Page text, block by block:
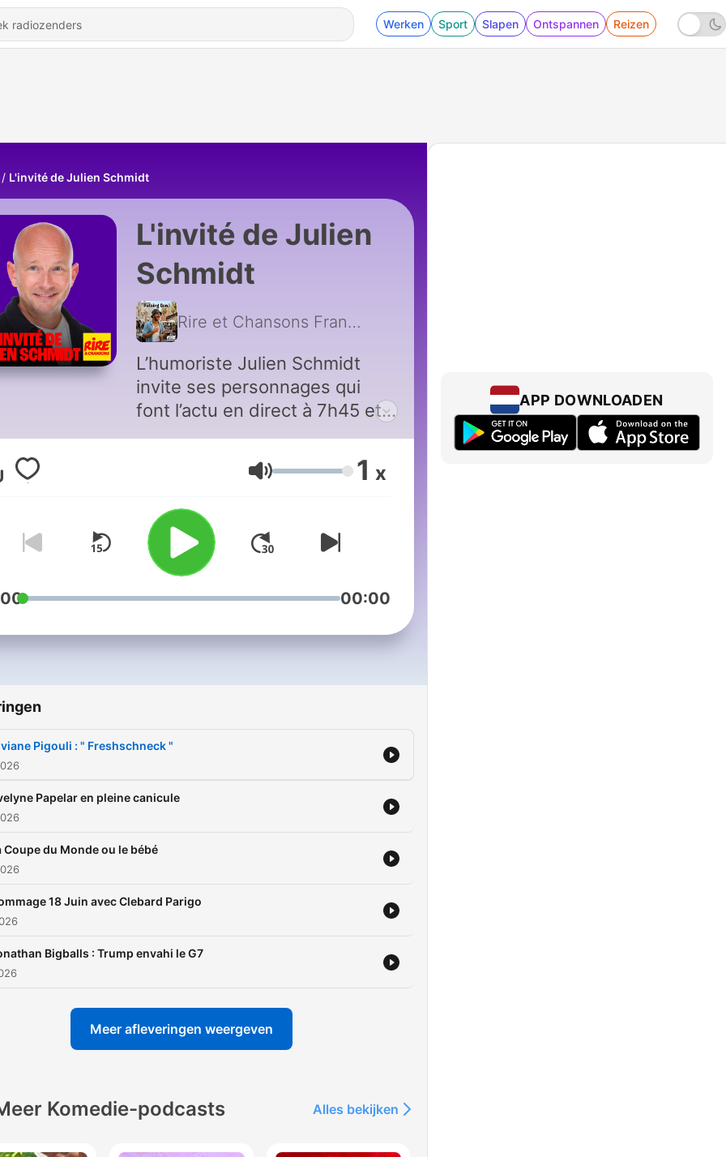
Werken Sport Slapen Ontspannen Reizen
L'invité de Julien Schmidt
L'invité de Julien
Schmidt
Rire et Chansons France
L’humoriste Julien Schmidt
invite ses personnages qui
font l’actu en direct à 7h45 et
9h45
Volume 1 x
00:00
Pigouli : " Freshschneck "
Papelar en pleine canicule
Coupe du Monde ou le bébé
18 Juin avec Clebard Parigo
Bigballs : Trump envahi le G7
Meer afleveringen weergeven
Komedie-podcasts Alles bekijken
APP DOWNLOADEN